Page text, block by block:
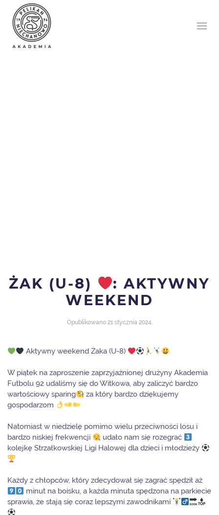
ŻAK (U-8)
: AKTYWNY
WEEKEND
Opublikowano 21 stycznia 2024.
Aktywny weekend Żaka (U-8)
W piątek na zaproszenie zaprzyjaźnionej drużyny Akademia
Futbolu 92 udaliśmy się do Witkowa, aby zaliczyć bardzo
wartościowy sparing
za który bardzo dziękujemy
gospodarzom
Natomiast w niedzielę pomimo wielu przeciwności losu i
bardzo niskiej frekwencji
udało nam się rozegrać
kolejkę Strzałkowskiej Ligi Halowej dla dzieci i młodzieży
Każdy z chłopców, który zdecydował się zagrać spędził aż
minut na boisku, a każda minuta spędzona na parkiecie
sprawia, że stają się coraz lepszymi zawodnikami